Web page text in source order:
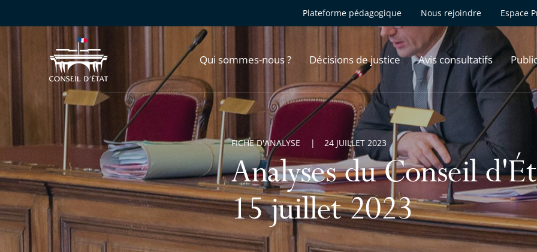
Plateforme pédagogique Nous rejoindre Espace
Qui sommes-nous ? Décisions de justice Avis consultatifs
Analyses du Conseil
15 juillet 2023
FICHE D'ANALYSE 24 JUILLET 2023